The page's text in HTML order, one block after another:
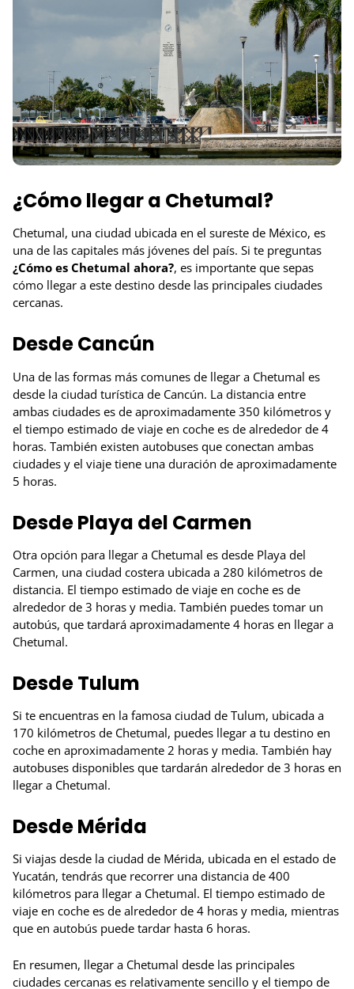
¿Cómo llegar a Chetumal?
Chetumal, una ciudad ubicada en el sureste de México, es
una de las capitales más jóvenes del país. Si te preguntas
¿Cómo es Chetumal ahora?, es importante que sepas
cómo llegar a este destino desde las principales ciudades
cercanas.
Desde Cancún
Una de las formas más comunes de llegar a Chetumal es
desde la ciudad turística de Cancún. La distancia entre
ambas ciudades es de aproximadamente 350 kilómetros y
el tiempo estimado de viaje en coche es de alrededor de 4
horas. También existen autobuses que conectan ambas
ciudades y el viaje tiene una duración de aproximadamente
5 horas.
Desde Playa del Carmen
Otra opción para llegar a Chetumal es desde Playa del
Carmen, una ciudad costera ubicada a 280 kilómetros de
distancia. El tiempo estimado de viaje en coche es de
alrededor de 3 horas y media. También puedes tomar un
autobús, que tardará aproximadamente 4 horas en llegar a
Chetumal.
Desde Tulum
Si te encuentras en la famosa ciudad de Tulum, ubicada a
170 kilómetros de Chetumal, puedes llegar a tu destino en
coche en aproximadamente 2 horas y media. También hay
autobuses disponibles que tardarán alrededor de 3 horas en
llegar a Chetumal.
Desde Mérida
Si viajas desde la ciudad de Mérida, ubicada en el estado de
Yucatán, tendrás que recorrer una distancia de 400
kilómetros para llegar a Chetumal. El tiempo estimado de
viaje en coche es de alrededor de 4 horas y media, mientras
que en autobús puede tardar hasta 6 horas.
En resumen, llegar a Chetumal desde las principales
ciudades cercanas es relativamente sencillo y el tiempo de